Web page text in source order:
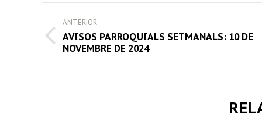
POST
NAVIGATION
ANTERIOR
Previous
post:
AVISOS PARROQUIALS SETMANALS: 10 DE
NOVEMBRE DE 2024